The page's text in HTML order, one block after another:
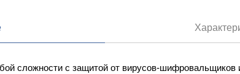
сложности с защитой от вирусов-шифровальщиков